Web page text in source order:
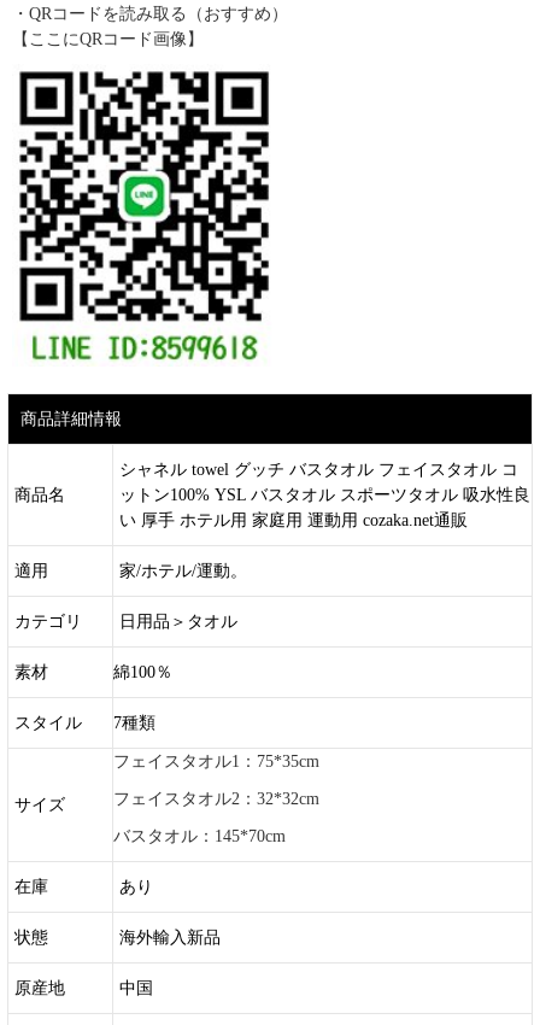
・QRコードを読み取る（おすすめ）
【ここにQRコード画像】
商品詳細情報
商品名
シャネル towel グッチ バスタオル フェイスタオル コ
ットン100% YSL バスタオル スポーツタオル 吸水性良
い 厚手 ホテル用 家庭用 運動用 cozaka.net通販
適用 家/ホテル/運動。
カテゴリ 日用品＞タオル
素材 綿100％
スタイル 7種類
サイズ
フェイスタオル1：75*35cm
フェイスタオル2：32*32cm
バスタオル：145*70cm
在庫 あり
状態 海外輸入新品
原産地 中国